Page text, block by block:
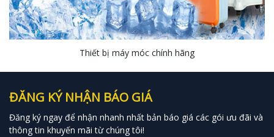
Thiết bị máy móc chính hãng
ĐĂNG KÝ NHẬN BÁO GIÁ
Đăng ký ngay để nhận nhanh nhất bản báo giá các gói ưu đãi và
thông tin khuyến mãi từ chúng tôi!